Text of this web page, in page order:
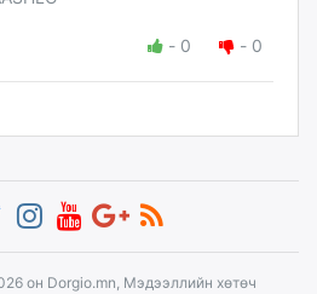
- 0 - 0
он Dorgio.mn, Мэдээллийн хөтөч